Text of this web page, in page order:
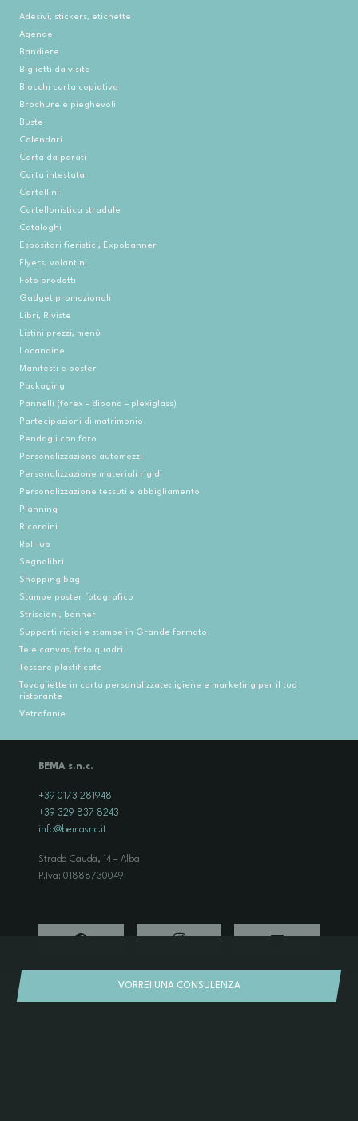
Adesivi, stickers, etichette
Agende
Bandiere
Biglietti da visita
Blocchi carta copiativa
Brochure e pieghevoli
Buste
Calendari
Carta da parati
Carta intestata
Cartellini
Cartellonistica stradale
Cataloghi
Espositori fieristici, Expobanner
Flyers, volantini
Foto prodotti
Gadget promozionali
Libri, Riviste
Listini prezzi, menù
Locandine
Manifesti e poster
Packaging
Pannelli (forex – dibond – plexiglass)
Partecipazioni di matrimonio
Pendagli con foro
Personalizzazione automezzi
Personalizzazione materiali rigidi
Personalizzazione tessuti e abbigliamento
Planning
Ricordini
Roll-up
Segnalibri
Shopping bag
Stampe poster fotografico
Striscioni, banner
Supporti rigidi e stampe in Grande formato
Tele canvas, foto quadri
Tessere plastificate
Tovagliette in carta personalizzate: igiene e marketing per il tuo
ristorante
Vetrofanie
VORREI UNA CONSULENZA
BEMA s.n.c.
+39 0173 281948
+39 329 837 8243
info@bemasnc.it
Strada Cauda, 14 – Alba
P.Iva: 01888730049
© 2024 Bema snc. Tutti i diritti riservati